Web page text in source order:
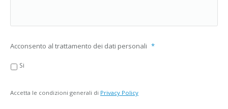
Acconsento al trattamento dei dati personali *
Si
Accetta le condizioni generali di Privacy Policy